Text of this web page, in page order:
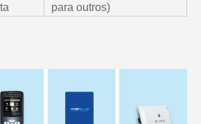
para outros)